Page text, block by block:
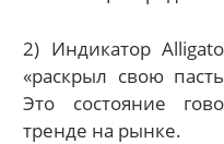
2) Индикатор
«раскрыл свою
Это состояние
тренде на рынке.